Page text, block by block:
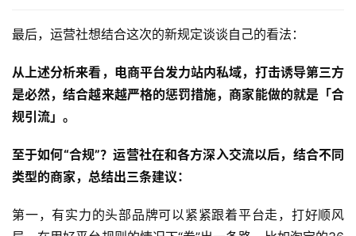
最后，运营社想结合这次的新规定谈谈自己的看法：
从上述分析来看，电商平台发力站内私域，打击诱导第三方
是必然，结合越来越严格的惩罚措施，商家能做的就是「合
规引流」。
至于如何“合规”？运营社在和各方深入交流以后，结合不同
类型的商家，总结出三条建议：
第一，有实力的头部品牌可以紧紧跟着平台走，打好顺风